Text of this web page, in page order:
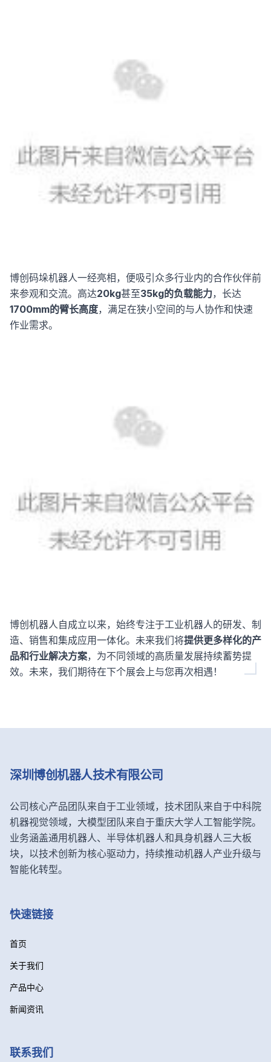
博创码垛机器人一经亮相，便吸引众多行业内的合作伙伴前
来参观和交流。高达20kg甚至35kg的负载能力，长达
1700mm的臂长高度，满足在狭小空间的与人协作和快速
作业需求。
博创机器人自成立以来，始终专注于工业机器人的研发、制
造、销售和集成应用一体化。未来我们将提供更多样化的产
品和行业解决方案，为不同领域的高质量发展持续蓄势提
效。未来，我们期待在下个展会上与您再次相遇！
深圳博创机器人技术有限公司
公司核心产品团队来自于工业领域，技术团队来自于中科院
机器视觉领域，大模型团队来自于重庆大学人工智能学院。
业务涵盖通用机器人、半导体机器人和具身机器人三大板
块，以技术创新为核心驱动力，持续推动机器人产业升级与
智能化转型。
快速链接
首页
关于我们
产品中心
新闻资讯
联系我们